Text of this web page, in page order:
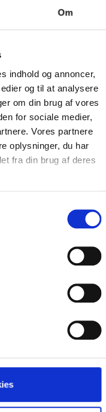
Om
indhold og annoncer,
og til at analysere
om din brug af vores
for sociale medier,
Vores partnere
oplysninger, du har
fra din brug af deres
online på
og nærmere
2500